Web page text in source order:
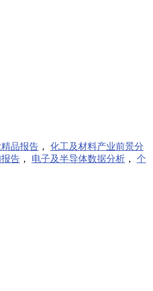
品报告 ， 化工及材料产业前景分
告 ， 电子及半导体数据分析 ， 个